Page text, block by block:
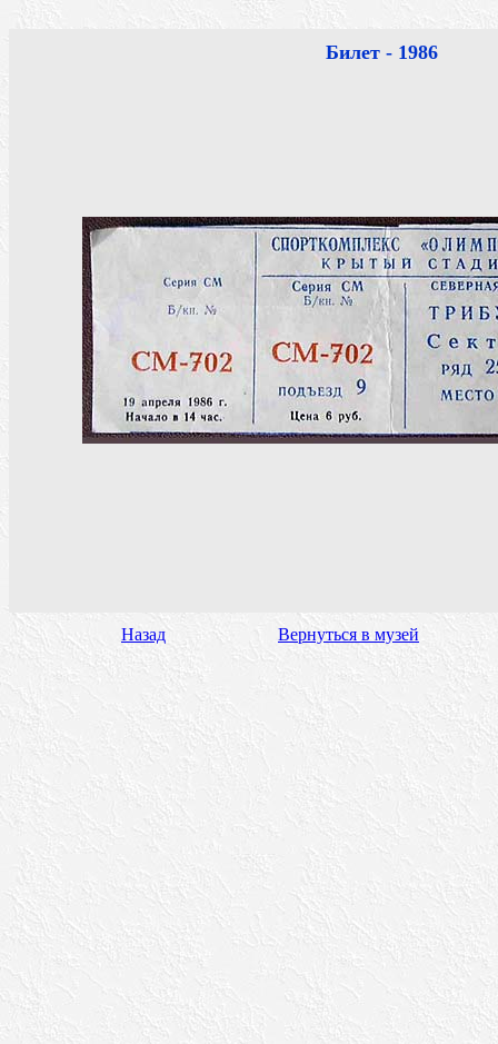
Билет - 1986
Назад Вернуться в музей